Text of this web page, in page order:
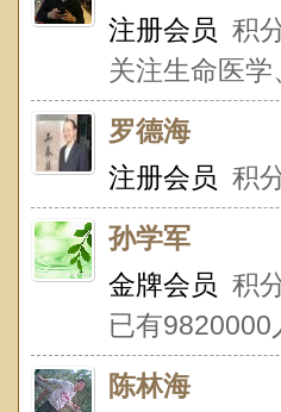
注册会员 积
关注生命医
罗德海
注册会员 积
孙学军
金牌会员 积
已有9820000
陈林海